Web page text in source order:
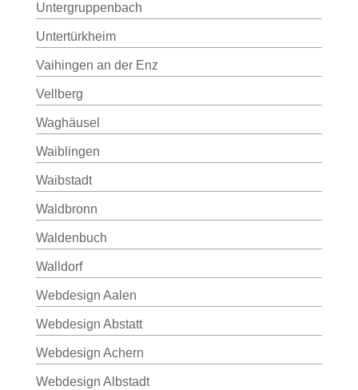
Untergruppenbach
Untertürkheim
Vaihingen an der Enz
Vellberg
Waghäusel
Waiblingen
Waibstadt
Waldbronn
Waldenbuch
Walldorf
Webdesign Aalen
Webdesign Abstatt
Webdesign Achern
Webdesign Albstadt